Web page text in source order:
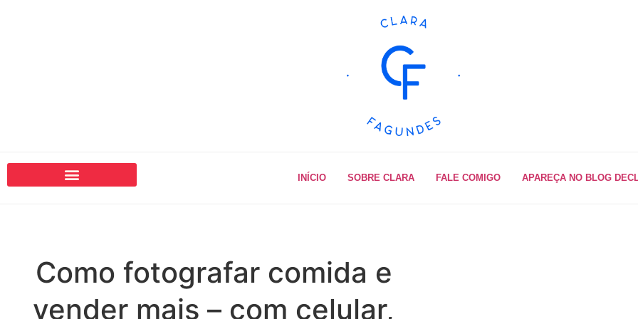
INÍCIO SOBRE CLARA FALE COMIGO APAREÇA NO BLOG
Como fotografar comida e
vender mais – com celular,